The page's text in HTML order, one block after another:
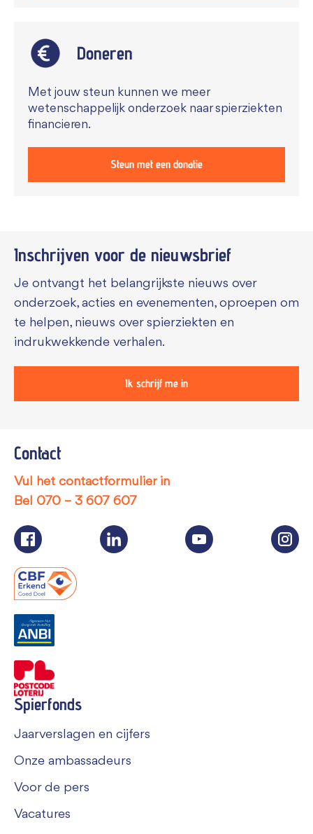
Doneren
Met jouw steun kunnen we meer
wetenschappelijk onderzoek naar spierziekten
financieren.
Steun met een donatie
Contact
Vul het contactformulier in
Bel 070 – 3 607 607
Spierfonds
Jaarverslagen en cijfers
Onze ambassadeurs
Voor de pers
Vacatures
Inschrijven voor de nieuwsbrief
Je ontvangt het belangrijkste nieuws over
onderzoek, acties en evenementen, oproepen om
te helpen, nieuws over spierziekten en
indrukwekkende verhalen.
Ik schrijf me in